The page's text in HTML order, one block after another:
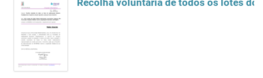
Recolha voluntária de todos os lotes